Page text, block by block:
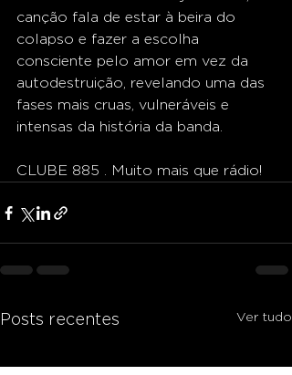
canção fala de estar à beira do
colapso e fazer a escolha
consciente pelo amor em vez da
autodestruição, revelando uma das
fases mais cruas, vulneráveis e
intensas da história da banda.
CLUBE 885 . Muito mais que rádio!
Posts recentes Ver tudo